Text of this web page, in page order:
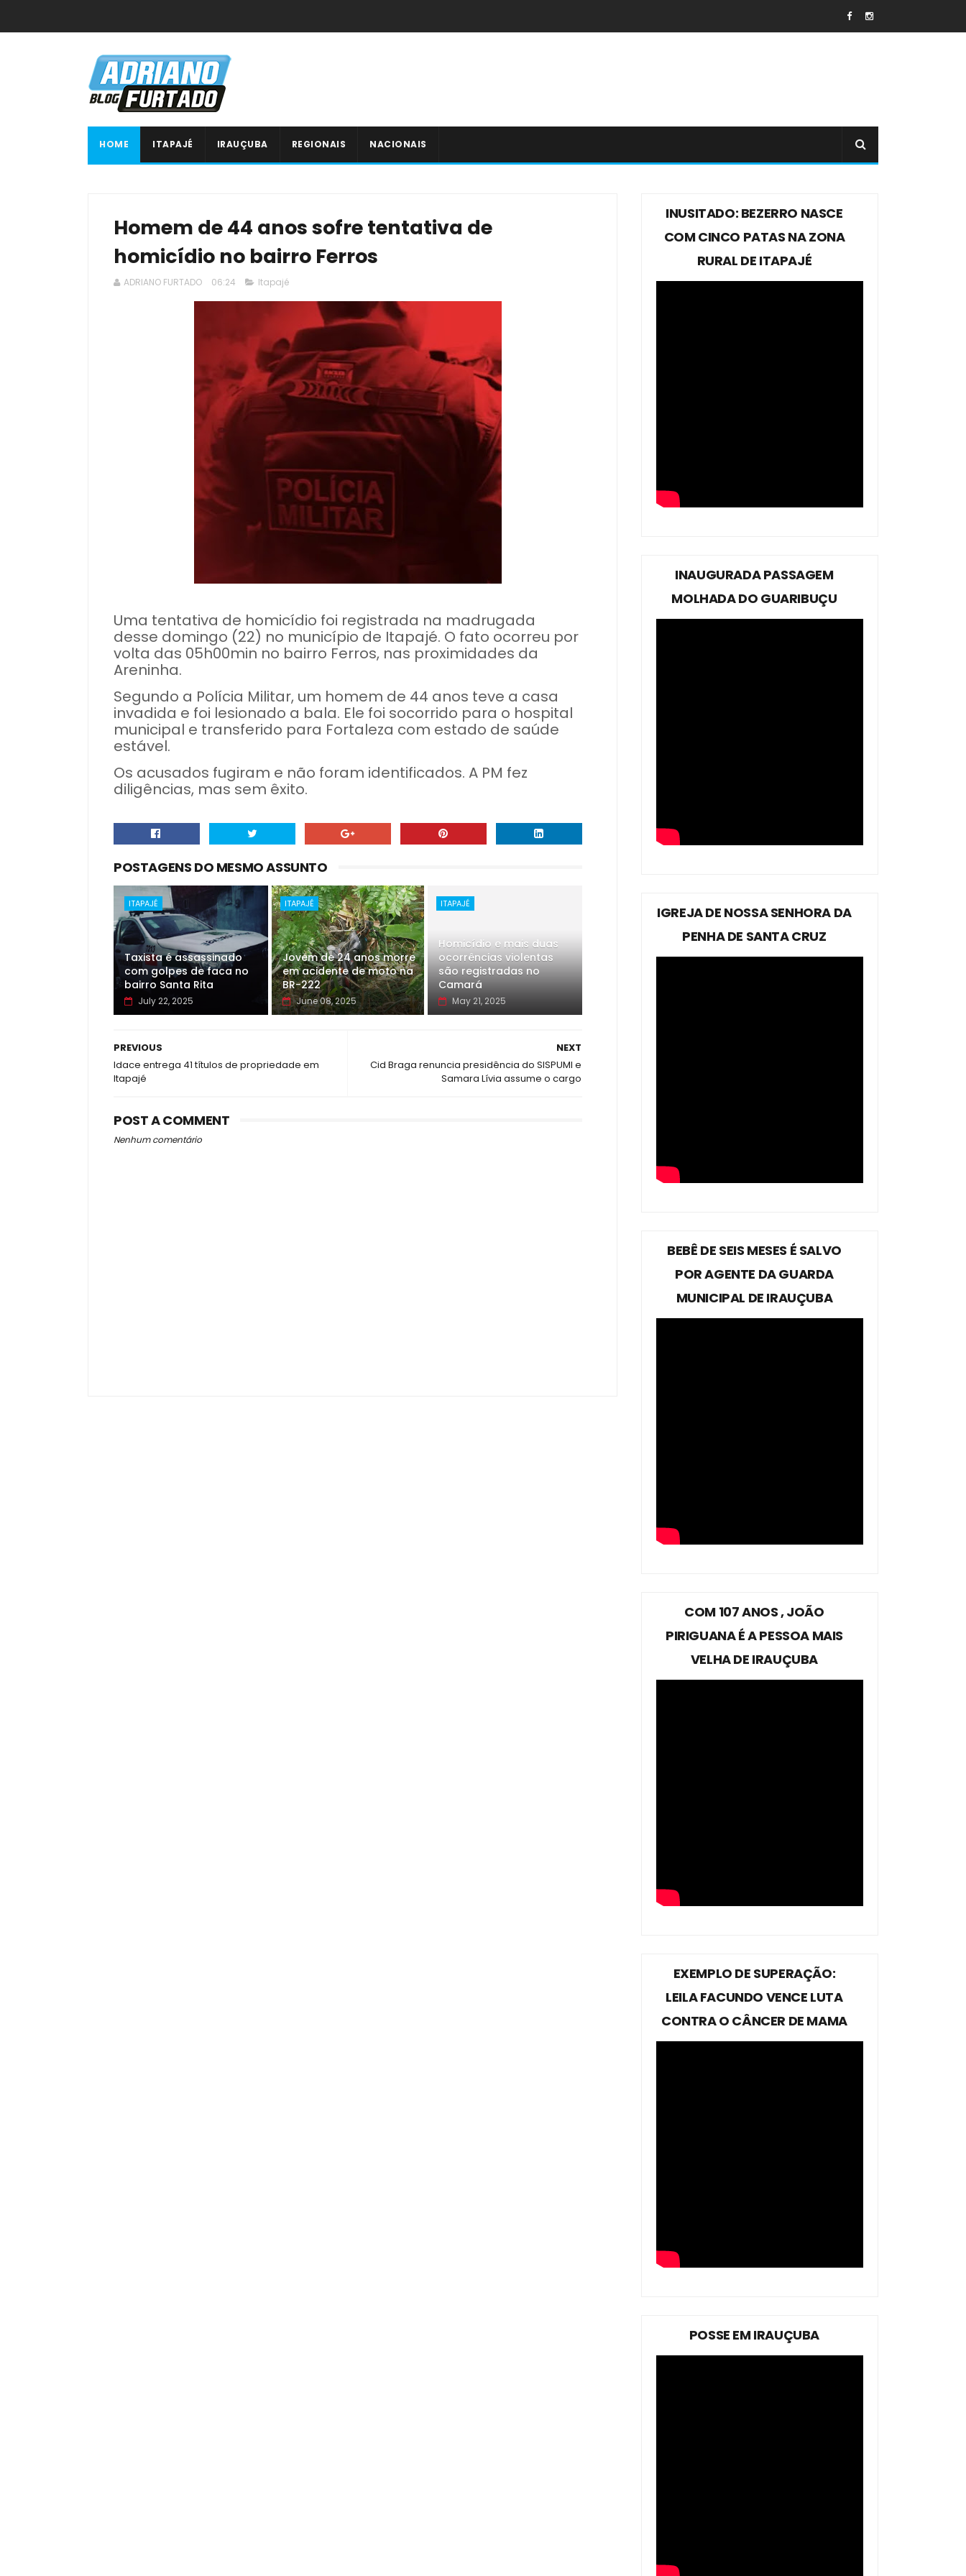
HOME ITAPAJÉ IRAUÇUBA REGIONAIS NACIONAIS
Homem de 44 anos sofre tentativa de
homicídio no bairro Ferros
ADRIANO FURTADO 06:24 Itapajé
Uma tentativa de homicídio foi registrada na madrugada
desse domingo (22) no município de Itapajé. O fato ocorreu por
volta das 05h00min no bairro Ferros, nas proximidades da
Areninha.
Segundo a Polícia Militar, um homem de 44 anos teve a casa
invadida e foi lesionado a bala. Ele foi socorrido para o hospital
municipal e transferido para Fortaleza com estado de saúde
estável.
Os acusados fugiram e não foram identificados. A PM fez
diligências, mas sem êxito.
POSTAGENS DO MESMO ASSUNTO
ITAPAJÉ
Taxista é assassinado
com golpes de faca no
bairro Santa Rita
July 22, 2025
ITAPAJÉ
Jovem de 24 anos morre
em acidente de moto na
BR-222
June 08, 2025
ITAPAJÉ
Homicídio e mais duas
ocorrências violentas
são registradas no
Camará
May 21, 2025
NEXT
Cid Braga renuncia presidência do SISPUMI e
Samara Lívia assume o cargo
PREVIOUS
Idace entrega 41 títulos de propriedade em
Itapajé
POST A COMMENT
Nenhum comentário
INUSITADO: BEZERRO NASCE
COM CINCO PATAS NA ZONA
RURAL DE ITAPAJÉ
INAUGURADA PASSAGEM
MOLHADA DO GUARIBUÇU
IGREJA DE NOSSA SENHORA DA
PENHA DE SANTA CRUZ
BEBÊ DE SEIS MESES É SALVO
POR AGENTE DA GUARDA
MUNICIPAL DE IRAUÇUBA
COM 107 ANOS , JOÃO
PIRIGUANA É A PESSOA MAIS
VELHA DE IRAUÇUBA
EXEMPLO DE SUPERAÇÃO:
LEILA FACUNDO VENCE LUTA
CONTRA O CÂNCER DE MAMA
POSSE EM IRAUÇUBA